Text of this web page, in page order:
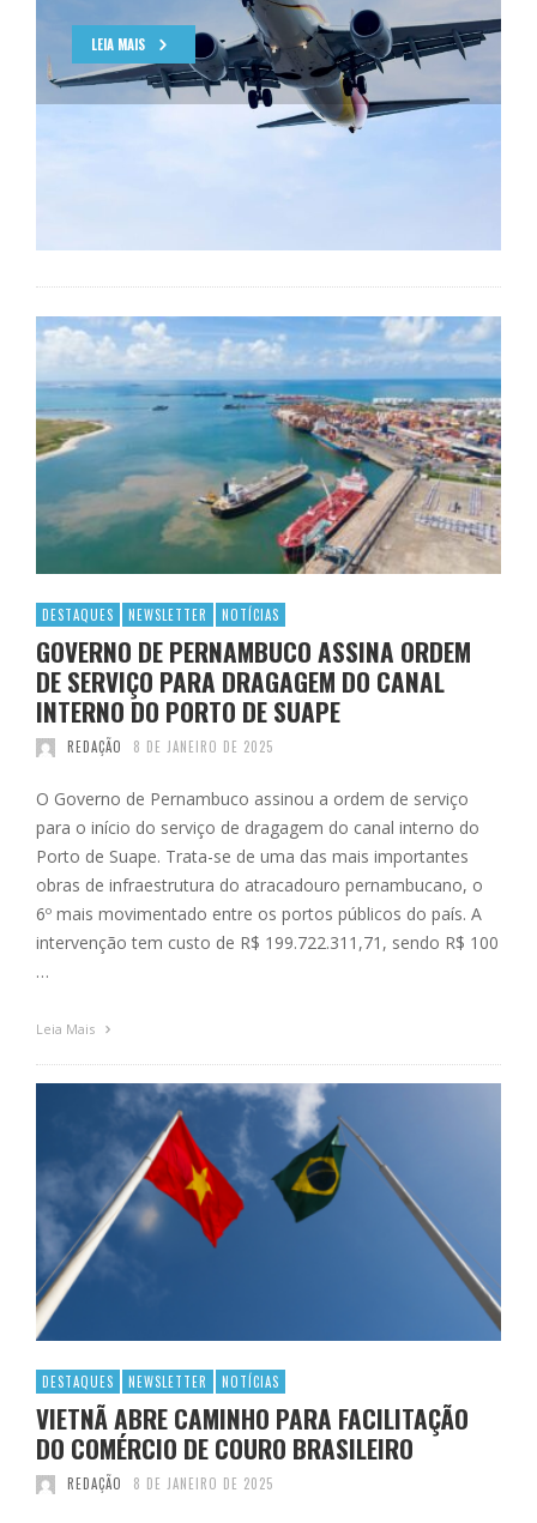
LEIA MAIS
DESTAQUES NEWSLETTER NOTÍCIAS
GOVERNO DE PERNAMBUCO ASSINA ORDEM
DE SERVIÇO PARA DRAGAGEM DO CANAL
INTERNO DO PORTO DE SUAPE
REDAÇÃO 8 DE JANEIRO DE 2025
O Governo de Pernambuco assinou a ordem de serviço
para o início do serviço de dragagem do canal interno do
Porto de Suape. Trata-se de uma das mais importantes
obras de infraestrutura do atracadouro pernambucano, o
6º mais movimentado entre os portos públicos do país. A
intervenção tem custo de R$ 199.722.311,71, sendo R$ 100
…
Leia Mais
DESTAQUES NEWSLETTER NOTÍCIAS
VIETNÃ ABRE CAMINHO PARA FACILITAÇÃO
DO COMÉRCIO DE COURO BRASILEIRO
REDAÇÃO 8 DE JANEIRO DE 2025